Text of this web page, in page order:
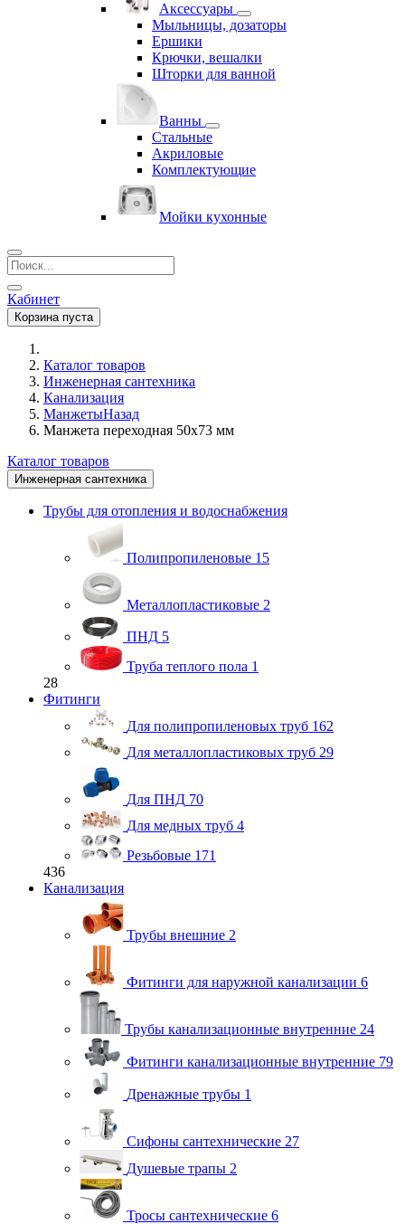
Аксессуары
Мыльницы, дозаторы
Ершики
Крючки, вешалки
Шторки для ванной
Ванны
Стальные
Акриловые
Комплектующие
Мойки кухонные
Кабинет
Корзина пуста
Каталог товаров
Инженерная сантехника
Канализация
МанжетыНазад
Манжета переходная 50х73 мм
Каталог товаров
Инженерная сантехника
Трубы для отопления и водоснабжения
Полипропиленовые 15
Металлопластиковые 2
ПНД 5
Труба теплого пола 1
28
Фитинги
Для полипропиленовых труб 162
Для металлопластиковых труб 29
Для ПНД 70
Для медных труб 4
Резьбовые 171
436
Канализация
Трубы внешние 2
Фитинги для наружной канализации 6
Трубы канализационные внутренние 24
Фитинги канализационные внутренние 79
Дренажные трубы 1
Сифоны сантехнические 27
Душевые трапы 2
Тросы сантехнические 6